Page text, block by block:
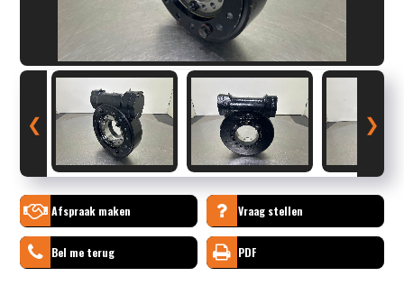
❮ ❯
Afspraak maken Vraag stellen
Bel me terug PDF